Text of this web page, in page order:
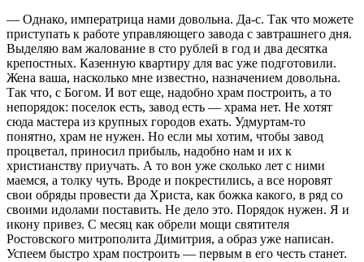
— Однако, императрица нами довольна. Да-с. Так что можете
приступать к работе управляющего завода с завтрашнего дня.
Выделяю вам жалование в сто рублей в год и два десятка
крепостных. Казенную квартиру для вас уже подготовили.
Жена ваша, насколько мне известно, назначением довольна.
Так что, с Богом. И вот еще, надобно храм построить, а то
непорядок: поселок есть, завод есть — храма нет. Не хотят
сюда мастера из крупных городов ехать. Удмуртам-то
понятно, храм не нужен. Но если мы хотим, чтобы завод
процветал, приносил прибыль, надобно нам и их к
христианству приучать. А то вон уже сколько лет с ними
маемся, а толку чуть. Вроде и покрестились, а все норовят
свои обряды провести да Христа, как божка какого, в ряд со
своими идолами поставить. Не дело это. Порядок нужен. Я и
икону привез. С месяц как обрели мощи святителя
Ростовского митрополита Димитрия, а образ уже написан.
Успеем быстро храм построить — первым в его честь станет.